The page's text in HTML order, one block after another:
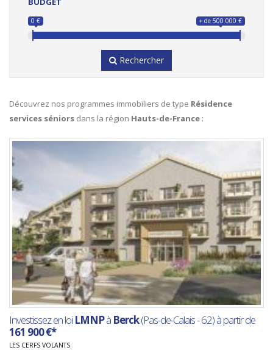
0 € + de 500 000 €
Rechercher
Découvrez nos programmes immobiliers de type Résidence
services séniors dans la région Hauts-de-France :
Investissez en loiLMNPà Berck(Pas-de-Calais - 62) à partir de
161 900 €*
LES CERFS VOLANTS
Je m'abonne !